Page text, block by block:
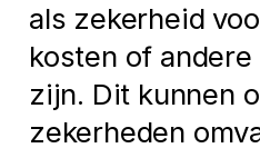
als zekerheid
kosten of
zijn. Dit kunnen
zekerheden